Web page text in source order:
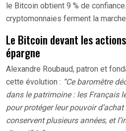
le Bitcoin obtient 9 % de
cryptomonnaies ferment la
Le Bitcoin devant les
épargne
Alexandre Roubaud, patron et
cette évolution : “Ce baromètre
dans le patrimoine : les Français
pour protéger leur pouvoir
conservent plusieurs années, et